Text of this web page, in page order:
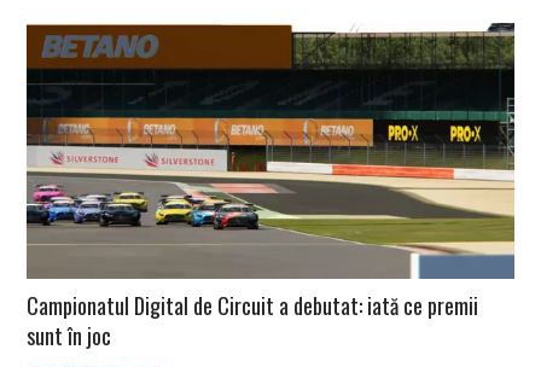
Campionatul Digital de Circuit a debutat: iată ce premii
sunt în joc